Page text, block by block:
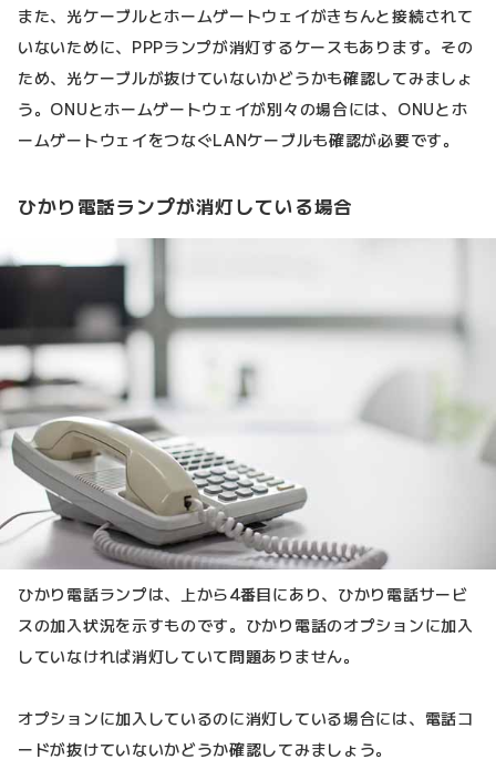
また、光ケーブルとホームゲートウェイがきちんと接続されて
いないために、PPPランプが消灯するケースもあります。その
ため、光ケーブルが抜けていないかどうかも確認してみましょ
う。ONUとホームゲートウェイが別々の場合には、ONUとホ
ームゲートウェイをつなぐLANケーブルも確認が必要です。
ひかり電話ランプが消灯している場合
ひかり電話ランプは、上から4番目にあり、ひかり電話サービ
スの加入状況を示すものです。ひかり電話のオプションに加入
していなければ消灯していて問題ありません。
オプションに加入しているのに消灯している場合には、電話コ
ードが抜けていないかどうか確認してみましょう。